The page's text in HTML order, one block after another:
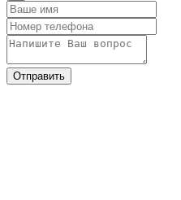
Отправить